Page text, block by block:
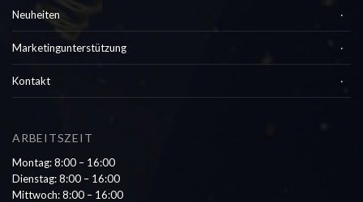
Neuheiten
Marketingunterstützung
Kontakt
ARBEITSZEIT
Montag: 8:00 – 16:00
Dienstag: 8:00 – 16:00
Mittwoch: 8:00 – 16:00